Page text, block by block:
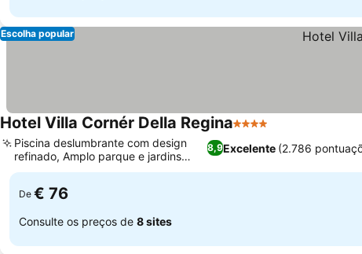
Escolha popular
Hotel Villa Cornér Della Regina4 Estrelas
8,9Excelente (2.786
Piscina deslumbrante com design
refinado, Amplo parque e jardins
seculares
De € 76
Consulte os preços de 8 sites